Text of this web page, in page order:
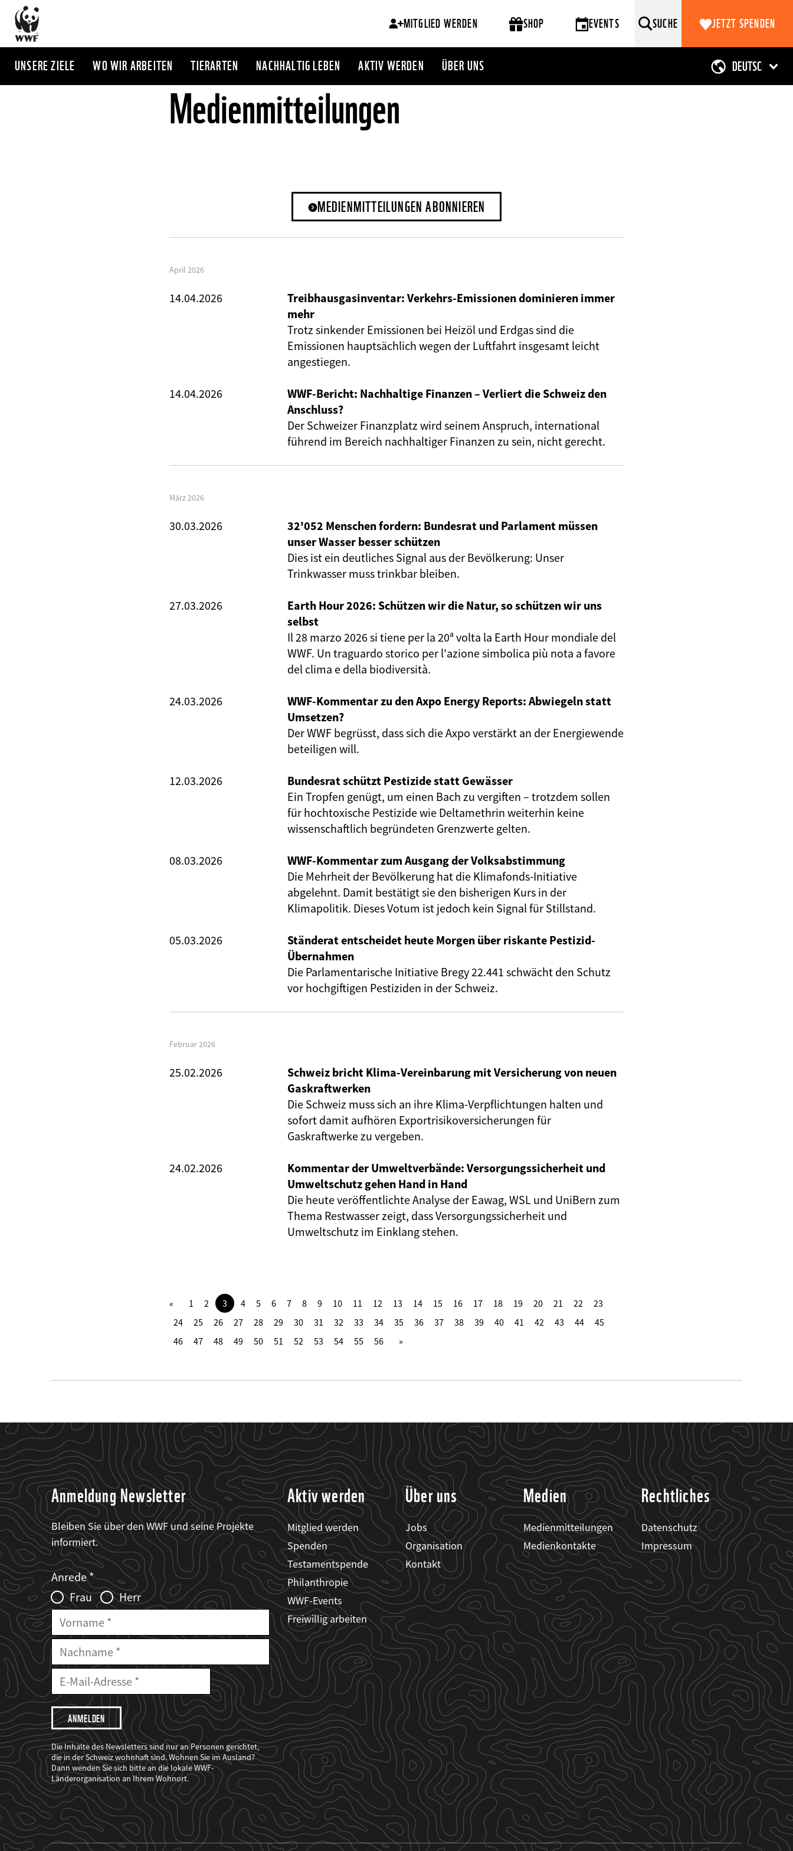
Direkt
zum
Inhalt
MITGLIED WERDEN SHOP EVENTS SUCHE JETZT SPENDEN
UNSERE ZIELE WO WIR ARBEITEN TIERARTEN NACHHALTIG LEBEN AKTIV WERDEN ÜBER UNS
Medienmitteilungen
MEDIENMITTEILUNGEN ABONNIEREN
April 2026
14.04.2026
Treibhausgasinventar: Verkehrs-Emissionen dominieren immer
mehr
Trotz sinkender Emissionen bei Heizöl und Erdgas sind die
Emissionen hauptsächlich wegen der Luftfahrt insgesamt leicht
angestiegen.
14.04.2026
WWF-Bericht: Nachhaltige Finanzen – Verliert die Schweiz den
Anschluss?
Der Schweizer Finanzplatz wird seinem Anspruch, international
führend im Bereich nachhaltiger Finanzen zu sein, nicht gerecht.
März 2026
30.03.2026
32'052 Menschen fordern: Bundesrat und Parlament müssen
unser Wasser besser schützen
Dies ist ein deutliches Signal aus der Bevölkerung: Unser
Trinkwasser muss trinkbar bleiben.
27.03.2026
Earth Hour 2026: Schützen wir die Natur, so schützen wir uns
selbst
Il 28 marzo 2026 si tiene per la 20ª volta la Earth Hour mondiale del
WWF. Un traguardo storico per l'azione simbolica più nota a favore
del clima e della biodiversità.
24.03.2026
WWF-Kommentar zu den Axpo Energy Reports: Abwiegeln statt
Umsetzen?
Der WWF begrüsst, dass sich die Axpo verstärkt an der Energiewende
beteiligen will.
12.03.2026
Bundesrat schützt Pestizide statt Gewässer
Ein Tropfen genügt, um einen Bach zu vergiften – trotzdem sollen
für hochtoxische Pestizide wie Deltamethrin weiterhin keine
wissenschaftlich begründeten Grenzwerte gelten.
08.03.2026
WWF-Kommentar zum Ausgang der Volksabstimmung
Die Mehrheit der Bevölkerung hat die Klimafonds-Initiative
abgelehnt. Damit bestätigt sie den bisherigen Kurs in der
Klimapolitik. Dieses Votum ist jedoch kein Signal für Stillstand.
05.03.2026
Ständerat entscheidet heute Morgen über riskante Pestizid-
Übernahmen
Die Parlamentarische Initiative Bregy 22.441 schwächt den Schutz
vor hochgiftigen Pestiziden in der Schweiz.
Februar 2026
25.02.2026
Schweiz bricht Klima-Vereinbarung mit Versicherung von neuen
Gaskraftwerken
Die Schweiz muss sich an ihre Klima-Verpflichtungen halten und
sofort damit aufhören Exportrisikoversicherungen für
Gaskraftwerke zu vergeben.
24.02.2026
Kommentar der Umweltverbände: Versorgungssicherheit und
Umweltschutz gehen Hand in Hand
Die heute veröffentlichte Analyse der Eawag, WSL und UniBern zum
Thema Restwasser zeigt, dass Versorgungssicherheit und
Umweltschutz im Einklang stehen.
1 2 3 4 5 6 7 8 9 10 11 12 13 14 15 16 17 18 19 20 21 22
23
24
25 26 27 28 29 30 31 32 33 34 35 36 37 38 39 40 41 42 43 44
45
46
47 48 49 50 51 52 53 54 55 56
Anmeldung Newsletter
Bleiben Sie über den WWF und seine Projekte
informiert.
Web2Case
Infofelder
Fieldset
anrede_name
Anrede
Frau
Herr
Vorname
Nachname
E-
Mailadresse
Mail
Adresse
Ich
möchte,
dass
der
WWF
mich
über
seine
Projekte
informiert.
Die Inhalte des Newsletters sind nur an Personen gerichtet,
die in der Schweiz wohnhaft sind. Wohnen Sie im Ausland?
Dann wenden Sie sich bitte an die lokale WWF-
Länderorganisation an Ihrem Wohnort.
Aktiv werden
Mitglied werden
Spenden
Testamentspende
Philanthropie
WWF-Events
Freiwillig arbeiten
Über uns
Jobs
Organisation
Kontakt
Medien
Medienmitteilungen
Medienkontakte
Rechtliches
Datenschutz
Impressum